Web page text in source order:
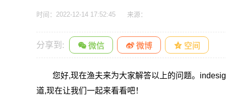
时间：2022-12-14 17:52:45 来源：
分享到:
您好,现在渔夫来为大家解答以上的问题。
道,现在让我们一起来看看吧！